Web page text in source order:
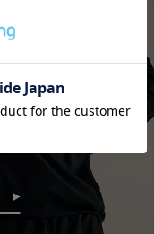
る
テムもGETできる
リーウェア #着る
ロシャツ】
して、
器のウェアなんだ
殊繊維、
※を使用した生